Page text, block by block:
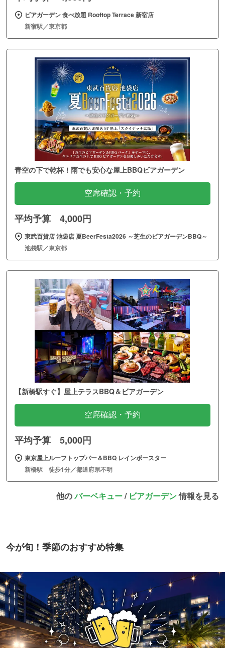
ビアガーデン 食べ放題 Rooftop Terrace 新宿店
新宿駅／東京都
青空の下で乾杯！雨でも安心な屋上BBQビアガーデン
空席確認・予約
平均予算 4,000円
東武百貨店 池袋店 夏BeerFesta2026 ～芝生のビアガーデンBBQ～
池袋駅／東京都
【新橋駅すぐ】屋上テラスBBQ＆ビアガーデン
空席確認・予約
平均予算 5,000円
東京屋上ルーフトップバー＆BBQ レインボースター
新橋駅 徒歩1分／都道府県不明
他のバーベキュー/ ビアガーデン情報を見る
今が旬！季節のおすすめ特集